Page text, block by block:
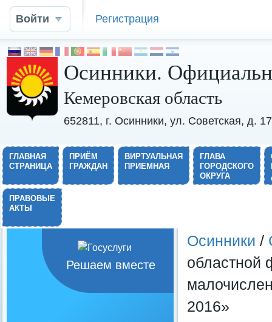
Войти Регистрация
Осинники.
Кемеровская область
652811, г. Осинники, ул. Советская, д.
ГЛАВНАЯ
СТРАНИЦА
ПРИЁМ
ГРАЖДАН
ВИРТУАЛЬНАЯ
ПРИЕМНАЯ
ГЛАВА
ГОРОДСКОГО
ОКРУГА
ПРАВОВЫЕ
АКТЫ
Осинники /
областной
2016»
Решаем вместе